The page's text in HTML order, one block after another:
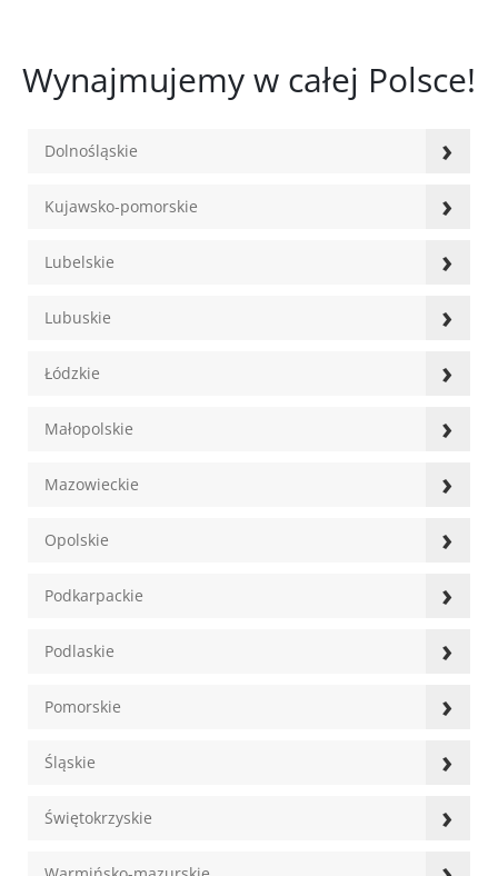
Wynajmujemy w całej Polsce!
Dolnośląskie ›
Kujawsko-pomorskie ›
Lubelskie ›
Lubuskie ›
Łódzkie ›
Małopolskie ›
Mazowieckie ›
Opolskie ›
Podkarpackie ›
Podlaskie ›
Pomorskie ›
Śląskie ›
Świętokrzyskie ›